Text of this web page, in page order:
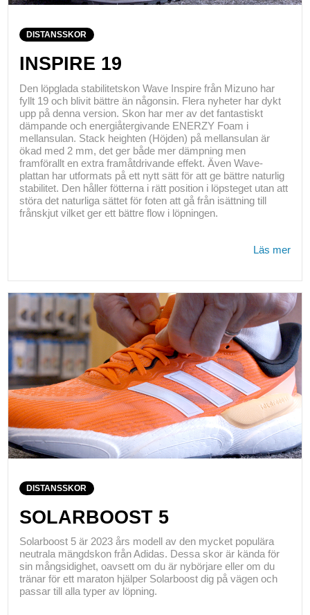
DISTANSSKOR
INSPIRE 19
Den löpglada stabilitetskon Wave Inspire från Mizuno har
fyllt 19 och blivit bättre än någonsin. Flera nyheter har dykt
upp på denna version. Skon har mer av det fantastiskt
dämpande och energiåtergivande ENERZY Foam i
mellansulan. Stack heighten (Höjden) på mellansulan är
ökad med 2 mm, det ger både mer dämpning men
framförallt en extra framåtdrivande effekt. Även Wave-
plattan har utformats på ett nytt sätt för att ge bättre naturlig
stabilitet. Den håller fötterna i rätt position i löpsteget utan att
störa det naturliga sättet för foten att gå från isättning till
frånskjut vilket ger ett bättre flow i löpningen.
Läs mer
DISTANSSKOR
SOLARBOOST 5
Solarboost 5 är 2023 års modell av den mycket populära
neutrala mängdskon från Adidas. Dessa skor är kända för
sin mångsidighet, oavsett om du är nybörjare eller om du
tränar för ett maraton hjälper Solarboost dig på vägen och
passar till alla typer av löpning.